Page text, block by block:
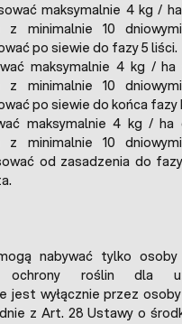
maksymalnie 4 kg /
z minimalnie 10
po siewie do fazy 5 liści.
maksymalnie 4 kg /
z minimalnie 10
po siewie do końca fazy
maksymalnie 4 kg /
z minimalnie 10
od zasadzenia do
nabywać tylko osoby
ochrony roślin dla
jest wyłącznie przez
z Art. 28 Ustawy o